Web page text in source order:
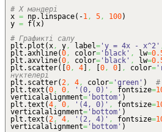
# X мәндері
x = np. linspace( -1, 5, 100)
y = f(x)
# Графикті салу
plt. plot (x, y, label= 'y = 4x - x^2'
plt.axhline(0, color= 'black' , lw=
plt.axvline(0, color= 'black' , lw=
plt. scatter( 0, 4 , 0, 0 , color=
нүктелері
plt. scatter(2, 4, color= 'green' )
#
plt.text (0, 0, '(0, 0)' , fontsize=
verticalalignment= 'bottom' )
plt.text (4, 0, '(4, 0)' , fontsize=
verticalalignment= 'bottom' )
plt.text (2, 4, '(2, 4)' , fontsize=
verticalalignment= 'bottom' )